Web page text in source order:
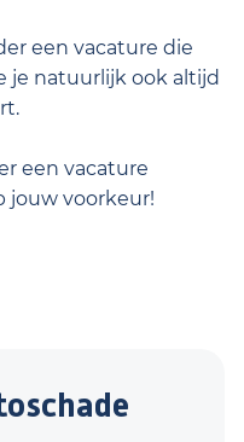
een vacature die
je natuurlijk ook altijd
een vacature
jouw voorkeur!